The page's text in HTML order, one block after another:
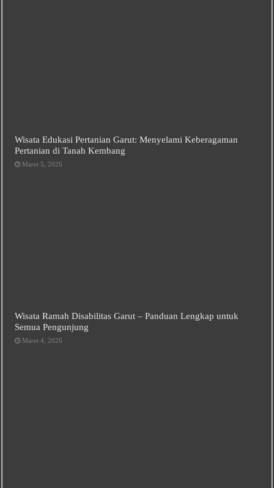
Wisata Edukasi Pertanian Garut: Menyelami Keberagaman
Pertanian di Tanah Kembang
Maret 5, 2026
Wisata Ramah Disabilitas Garut – Panduan Lengkap untuk
Semua Pengunjung
Maret 4, 2026